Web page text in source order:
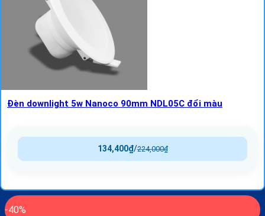
Đèn downlight 5w Nanoco 90mm NDL05C đổi màu
224,000₫
/
134,400₫
-40%